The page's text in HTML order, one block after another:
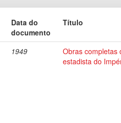
Data do
documento
Título
1949
Obras completas
estadista do